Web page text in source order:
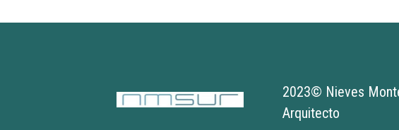
2023© Nieves
Arquitecto